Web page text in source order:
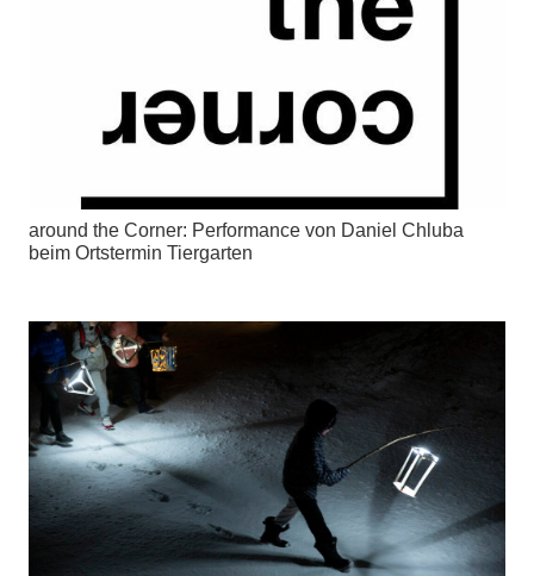
around the Corner: Performance von Daniel Chluba
beim Ortstermin Tiergarten